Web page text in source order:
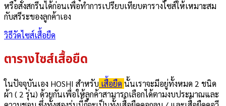
หรือสั่งสกรีนได้ก่อนเพื่อทำการเปรียบเทียบตารางไซส์ให้เหมาะสม
กับสรีระของลูกค้าเอง
วิธีวัดไซส์เสื้อยืด
ตารางไซส์เสื้อยืด
ในปัจจุบันเอง HOSHI สำหรับ เสื้อยืด นั้นเราจะมีอยู่ทั้งหมด 2 ชนิด
ผ้า ( 2 รุ่น) ด้วยกันเพื่อให้ลูกค้าสามารถเลือกได้ตามงบประมาณและ